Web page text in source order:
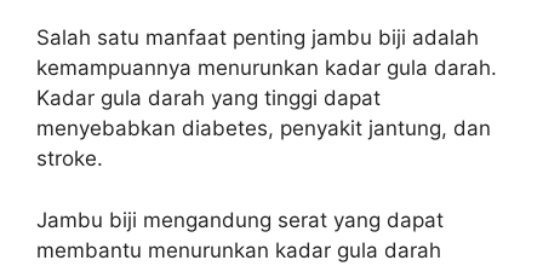
Salah satu manfaat penting jambu biji adalah
kemampuannya menurunkan kadar gula darah.
Kadar gula darah yang tinggi dapat
menyebabkan diabetes, penyakit jantung, dan
stroke.
Jambu biji mengandung serat yang dapat
membantu menurunkan kadar gula darah